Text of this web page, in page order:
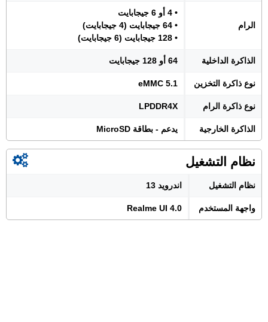
الرام
• 4 أو 6 جيجابايت
• 64 جيجابايت (4 جيجابايت)
• 128 جيجابايت (6 جيجابايت)
الذاكرة الداخلية 64 أو 128 جيجابايت
نوع ذاكرة التخزين eMMC 5.1
نوع ذاكرة الرام LPDDR4X
الذاكرة الخارجية يدعم - بطاقة MicroSD
نظام التشغيل
نظام التشغيل اندرويد 13
واجهة المستخدم Realme UI 4.0